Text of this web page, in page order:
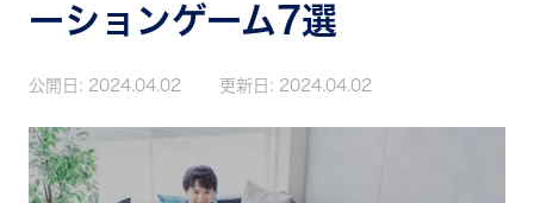
ーションゲーム7選
公開日: 2024.04.02 更新日: 2024.04.02